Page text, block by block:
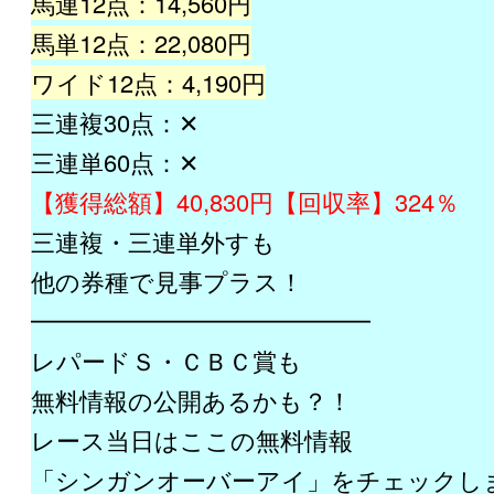
馬単12点：22,080円
ワイド12点：4,190円
三連複30点：✕
三連単60点：✕
【獲得総額】40,830円【回収率】324％
三連複・三連単外すも
他の券種で見事プラス！
━━━━━━━━━━━━━━
レパードＳ・ＣＢＣ賞も
無料情報の公開あるかも？！
レース当日はここの無料情報
「シンガンオーバーアイ」をチェックし